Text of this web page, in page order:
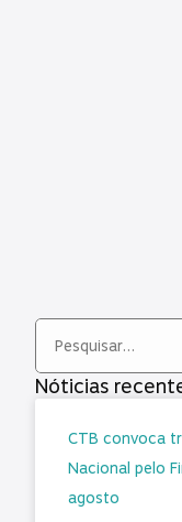
Nóticias
CTB convoca
Nacional pelo
agosto